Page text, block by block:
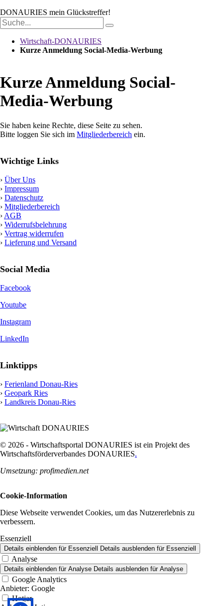
DONAURIES mein Glückstreffer!
Suchbegriffe
Wirtschaft-DONAURIES
Kurze Anmeldung Social-Media-Werbung
Kurze Anmeldung Social-
Media-Werbung
Sie haben keine Rechte, diese Seite zu sehen.
Bitte loggen Sie sich im Mitgliederbereich ein.
Wichtige Links
› Über Uns
› Impressum
› Datenschutz
› Mitgliederbereich
› AGB
› Widerrufsbelehrung
› Vertrag widerrufen
› Lieferung und Versand
Social Media
Facebook
Youtube
Instagram
LinkedIn
Linktipps
› Ferienland Donau-Ries
› Geopark Ries
› Landkreis Donau-Ries
© 2026 - Wirtschaftsportal DONAURIES ist ein Projekt des
Wirtschaftsförderverbandes DONAURIES.
Umsetzung: profimedien.net
Cookie-Information
Diese Webseite verwendet Cookies, um das Nutzererlebnis zu
verbessern.
Essenziell
Details einblenden für Essenziell Details ausblenden für Essenziell
Analyse
Details einblenden für Analyse Details ausblenden für Analyse
Google Analytics
Anbieter: Google
Hotjar